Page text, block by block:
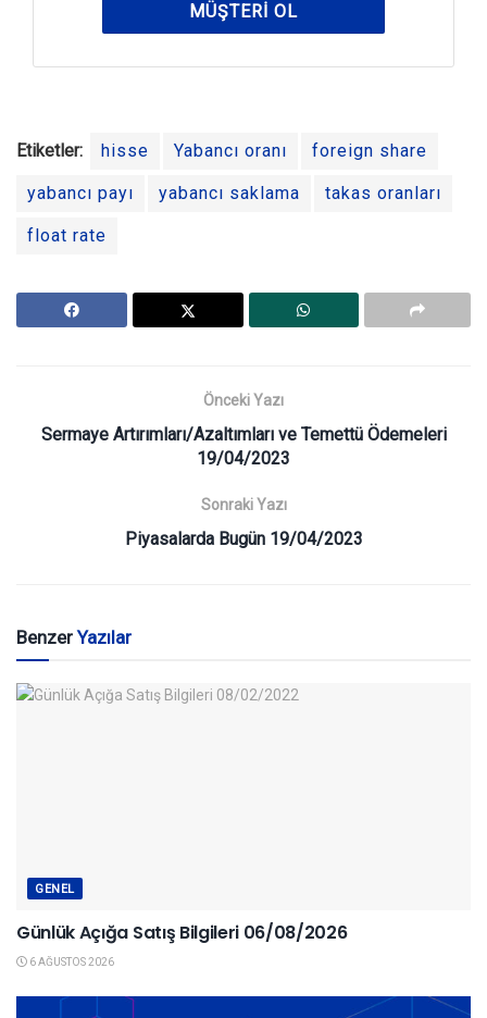
MÜŞTERI OL
Etiketler: hisse Yabancı oranı foreign share
yabancı payı yabancı saklama takas oranları
float rate
Önceki Yazı
Sermaye Artırımları/Azaltımları ve Temettü Ödemeleri
19/04/2023
Sonraki Yazı
Piyasalarda Bugün 19/04/2023
BenzerYazılar
GENEL
Günlük Açığa Satış Bilgileri 06/08/2026
6 AĞUSTOS 2026